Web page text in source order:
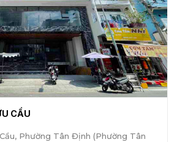
CẦU
Phường Tân Định (Phường Tân